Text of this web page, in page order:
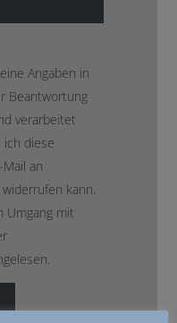
Angaben in
Beantwortung
verarbeitet
ich diese
an
kann.
Umgang mit